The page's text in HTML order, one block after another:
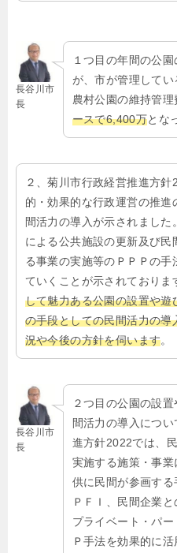
長谷川市
長
１つ目の年間の公
が、市が管理して
農村公園の維持管理
ースで6,400万とな
２、菊川市行政経営推進方
的・効果的な行政運営の推進
間活力の導入が示されました
による公共施設の更新及び民
る事業の実施等のＰＰＰの手
ていくことが示されておりま
して魅力ある公園の設置や遊
の手段としての民間活力の導
況や今後の方針を伺います。
長谷川市
長
２つ目の公園の設
間活力の導入につ
進方針2022では、
実施する施策・事
供に民間が参画する
ＰＦＩ、民間企業
プライベート・パ
Ｐ手法を効果的に